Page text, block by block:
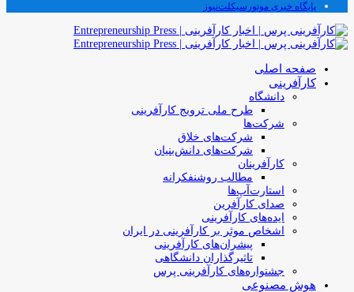
پایگاه خبری موتورسیکلت‌نیوز
صفحه اصلی
کارآفرینی
دانشگاه
طرح ملی ترویج کارآفرینی
شرکت‌ها
شرکت‌های خلاق
شرکت‌های دانش‌بنیان
کارآفرینان
مطالب روشنفکرانه
استارت‌آپ‌ها
صدای کارآفرین
ایده‌های کارآفرینی
اشخاص موثر بر کارآفرینی در ایران
پیشران‌های کارآفرینی
تاثیرگذاران دانشگاهی
جشنواره‌های کارآفرینی‌ پرس
هوش مصنوعی